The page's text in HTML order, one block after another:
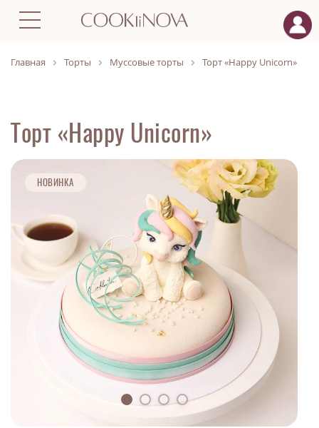
Главная Торты Муссовые торты Торт «Happy Unicorn»
Торт «Happy Unicorn»
НОВИНКА